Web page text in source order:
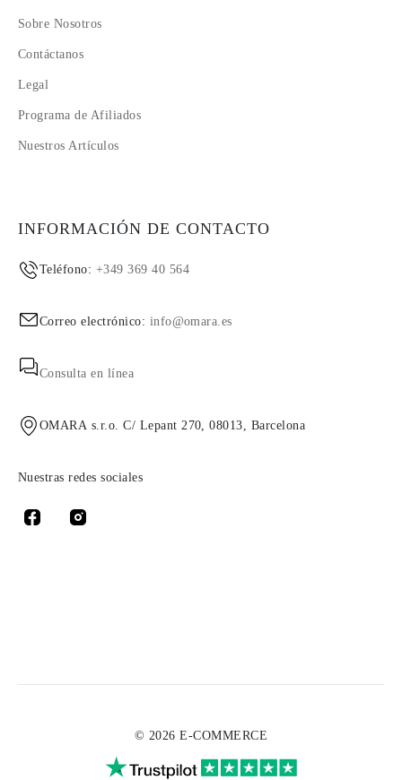
Sobre Nosotros
Contáctanos
Legal
Programa de Afiliados
Nuestros Artículos
INFORMACIÓN DE CONTACTO
Teléfono: +349 369 40 564
Correo electrónico: info@omara.es
Consulta en línea
OMARA s.r.o. C/ Lepant 270, 08013, Barcelona
Nuestras redes sociales
© 2026 E-COMMERCE